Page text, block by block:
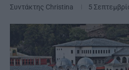
Συντάκτης Christina 5